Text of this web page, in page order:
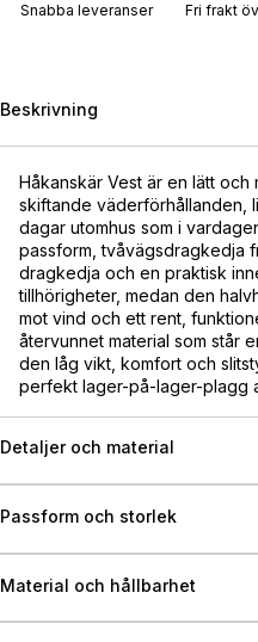
Snabba leveranser Fri frakt
Beskrivning
Håkanskär Vest är en lätt
skiftande väderförhållanden,
dagar utomhus som i
passform, tvåvägsdragkedja
dragkedja och en praktisk
tillhörigheter, medan den
mot vind och ett rent,
återvunnet material som står
den låg vikt, komfort och
perfekt lager-på-lager-plagg
Detaljer och material
Passform och storlek
Material och hållbarhet